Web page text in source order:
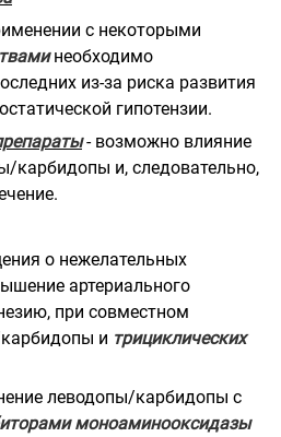
с некоторыми
необходимо
из-за риска развития
гипотензии.
- возможно влияние
карбидопы и, следовательно,
о нежелательных
артериального
при совместном
и трициклических
леводопы/карбидопы с
моноаминооксидазы